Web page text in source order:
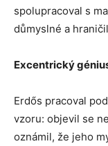
spolupracoval s
důmyslné a
Excentrický
Erdős pracoval
vzoru: objevil se
oznámil, že jeho